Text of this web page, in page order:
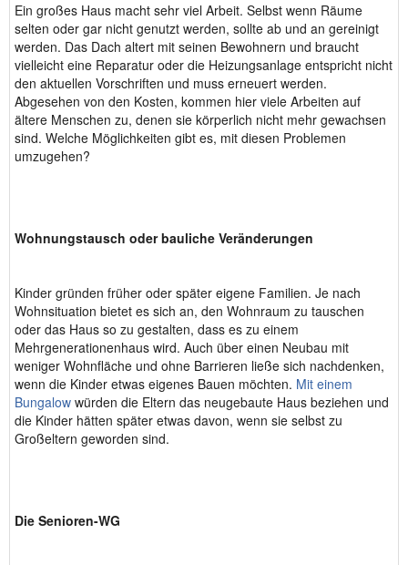
Ein großes Haus macht sehr viel Arbeit. Selbst wenn Räume
selten oder gar nicht genutzt werden, sollte ab und an gereinigt
werden. Das Dach altert mit seinen Bewohnern und braucht
vielleicht eine Reparatur oder die Heizungsanlage entspricht nicht
den aktuellen Vorschriften und muss erneuert werden.
Abgesehen von den Kosten, kommen hier viele Arbeiten auf
ältere Menschen zu, denen sie körperlich nicht mehr gewachsen
sind. Welche Möglichkeiten gibt es, mit diesen Problemen
umzugehen?
Wohnungstausch oder bauliche Veränderungen
Kinder gründen früher oder später eigene Familien. Je nach
Wohnsituation bietet es sich an, den Wohnraum zu tauschen
oder das Haus so zu gestalten, dass es zu einem
Mehrgenerationenhaus wird. Auch über einen Neubau mit
weniger Wohnfläche und ohne Barrieren ließe sich nachdenken,
wenn die Kinder etwas eigenes Bauen möchten. Mit einem
Bungalow würden die Eltern das neugebaute Haus beziehen und
die Kinder hätten später etwas davon, wenn sie selbst zu
Großeltern geworden sind.
Die Senioren-WG